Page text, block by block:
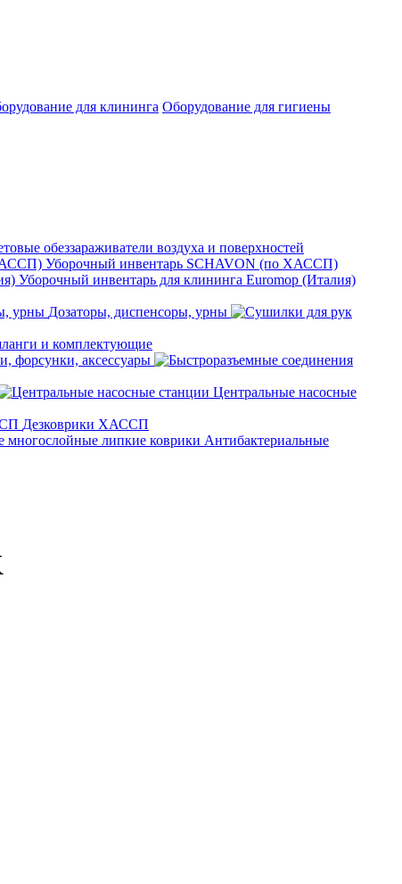
для клининга Оборудование для гигиены
обеззараживатели воздуха и поверхностей
Уборочный инвентарь SCHAVON (по ХАССП)
Уборочный инвентарь для клининга Euromop (Италия)
Дозаторы, диспенсоры, урны
и комплектующие
форсунки, аксессуары
Центральные насосные
Дезковрики ХАССП
Антибактериальные